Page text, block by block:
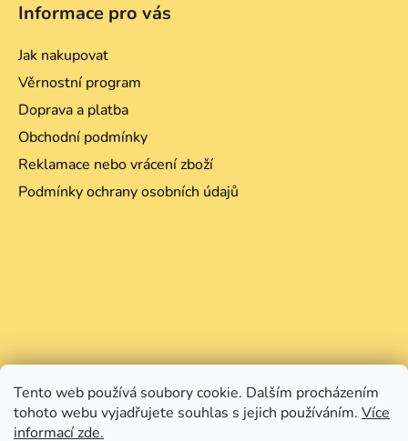
Tento web používá soubory cookie. Dalším procházením
tohoto webu vyjadřujete souhlas s jejich používáním. Více
informací zde.
Informace pro vás
Jak nakupovat
Věrnostní program
Doprava a platba
Obchodní podmínky
Reklamace nebo vrácení zboží
Podmínky ochrany osobních údajů